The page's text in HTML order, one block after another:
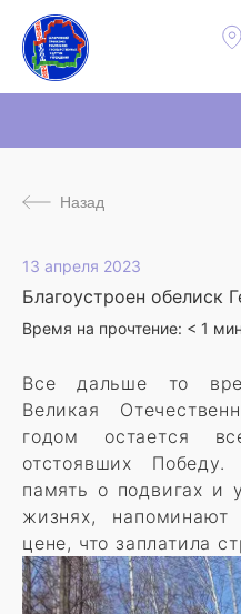
Назад
13 апреля 2023
Благоустроен обелиск
Время на прочтение: < 1
Все дальше то
Великая
годом остается
отстоявших
память о подвигах и
жизнях,
цене, что заплатила